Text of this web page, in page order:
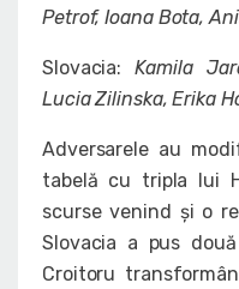
Petrof, Ioana Bota,
Slovacia:Kamila
Lucia Zilinska, Erika
Adversarele au
tabelă cu tripla lui
scurse venind și o
Slovacia a pus
Croitoru